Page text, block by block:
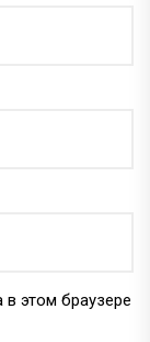
этом браузере